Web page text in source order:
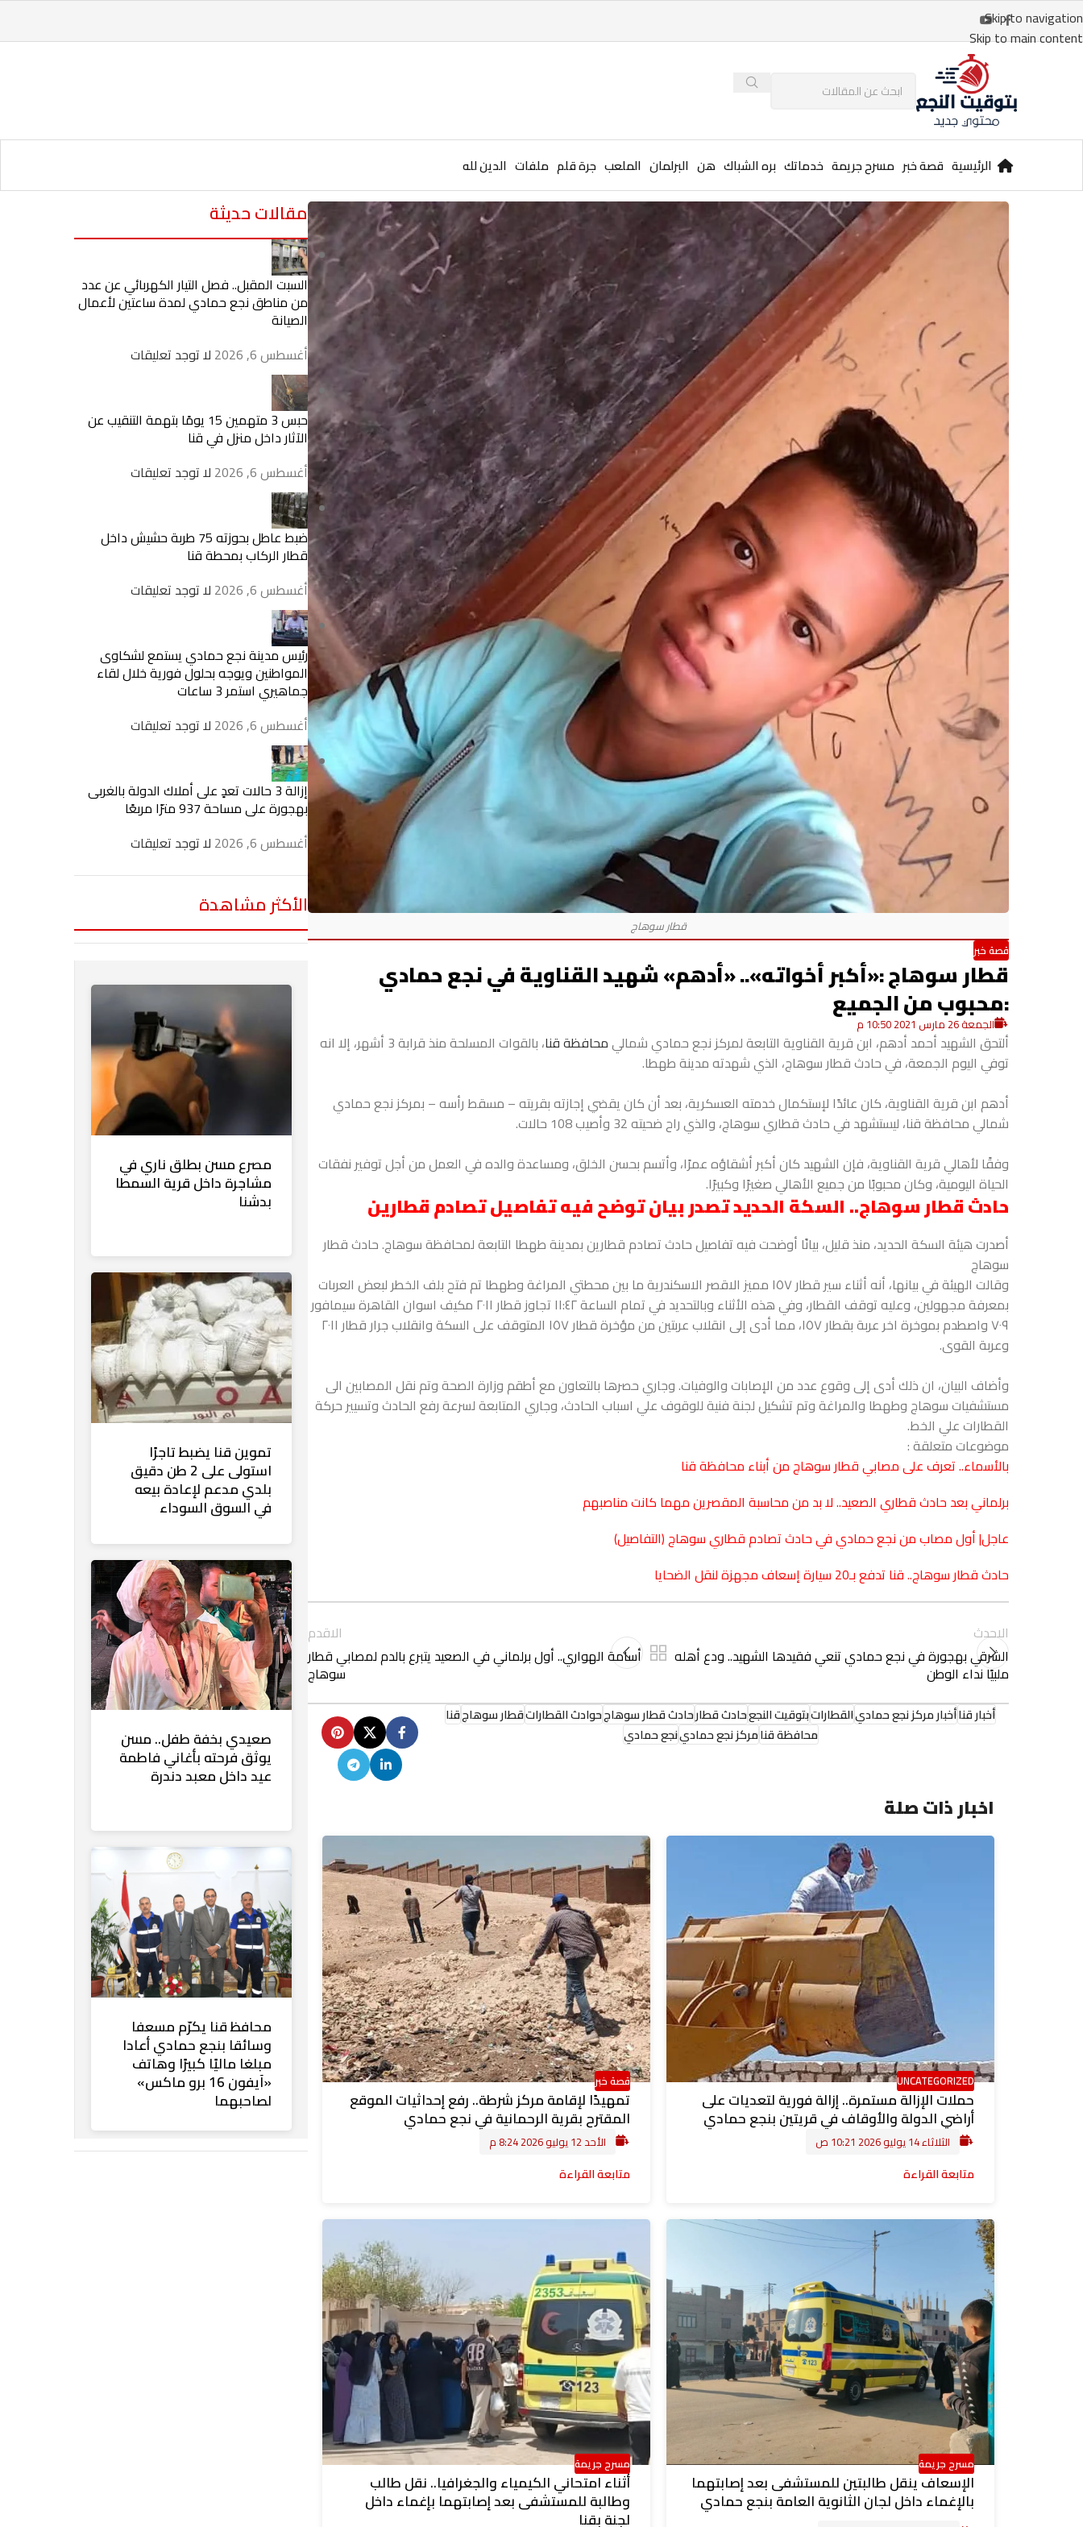
Skip to navigation
Skip to main content
الرئيسية قصة خبر مسرح جريمة خدماتك بره الشباك هن البرلمان الملعب جرة قلم ملفات الدين لله
قصة خبر
قطار سوهاج :«أكبر أخواته».. «أدهم» شهيد القناوية في نجع حمادي
:محبوب من الجميع
الجمعة 26 مارس 2021 10:50 م
ألتحق الشهيد أحمد أدهم، ابن قرية القناوية التابعة لمركز نجع حمادي شماليمحافظة قنا
، بالقوات المسلحة منذ قرابة 3 أشهر، إلا انه
توفي اليوم الجمعة، في حادث قطار سوهاج، الذي شهدته مدينة طهطا.
أدهم ابن قرية القناوية، كان عائدًا لإستكمال خدمته العسكرية، بعد أن كان يقضي إجازته بقريته – مسقط رأسه – بمركز نجع حمادي
شمالي محافظة قنا، ليستشهد في حادث قطاري سوهاج، والذي راح ضحيته 32 وأصيب 108 حالات.
وفقًا لأهالي قرية القناوية، فإن الشهيد كان أكبر أشقاؤه عمرًا، وأتسم بحسن الخلق، ومساعدة والده في العمل من أجل توفير نفقات
الحياة اليومية، وكان محبوبًا من جميع الأهالي صغيرًا وكبيرًا.
حادث قطار سوهاج.. السكة الحديد تصدر بيان توضح فيه تفاصيل تصادم قطارين
أصدرت هيئة السكة الحديد، منذ قليل، بيانًا أوضحت فيه تفاصيل حادث تصادم قطارين بمدينة طهطا التابعة لمحافظة سوهاج. حادث قطار
سوهاج
وقالت الهيئة في بيانها، أنه أثناء سير قطار ١٥٧ مميز الاقصر الاسكندرية ما بين محطتي المراغة وطهطا تم فتح بلف الخطر لبعض العربات
بمعرفة مجهولين، وعليه توقف القطار، وفي هذه الأثناء وبالتحديد في تمام الساعة ١١:٤٢ تجاوز قطار ٢٠١١ مكيف اسوان القاهرة سيمافور
٧٠٩ واصطدم بموخرة اخر عربة بقطار ١٥٧، مما أدى إلى انقلاب عربتين من مؤخرة قطار ١٥٧ المتوقف على السكة وانقلاب جرار قطار ٢٠١١
وعربة القوى.
وأضاف البيان، ان ذلك أدى إلى وقوع عدد من الإصابات والوفيات. وجاري حصرها بالتعاون مع أطقم وزارة الصحة وتم نقل المصابين الى
مستشفيات سوهاج وطهطا والمراغة وتم تشكيل لجنة فنية للوقوف علي اسباب الحادث، وجاري المتابعة لسرعة رفع الحادث وتسيير حركة
القطارات علي الخط.
موضوعات متعلقة :
بالأسماء.. تعرف على مصابي قطار سوهاج من أبناء محافظة قنا
برلماني بعد حادث قطاري الصعيد.. لا بد من محاسبة المقصرين مهما كانت مناصبهم
عاجل| أول مصاب من نجع حمادي في حادث تصادم قطاري سوهاج (التفاصيل)
حادث قطار سوهاج.. قنا تدفع بـ20 سيارة إسعاف مجهزة لنقل الضحايا
الاحدث
الشرقي بهجورة في نجع حمادي تنعي فقيدها الشهيد.. ودع أهله
ملبيًا نداء الوطن
الاقدم
أسامة الهواري.. أول برلماني في الصعيد يتبرع بالدم لمصابي قطار
سوهاج
أخبار قناأخبار مركز نجع حماديالقطاراتبتوقيت النجعحادث قطارحادث قطار سوهاجحوادث القطاراتقطار سوهاجقنا
محافظة قنامركز نجع حمادينجع حمادي
اخبار ذات صلة
UNCATEGORIZED
حملات الإزالة مستمرة.. إزالة فورية لتعديات على
أراضي الدولة والأوقاف في قريتين بنجع حمادي
الثلاثاء 14 يوليو 2026 10:21 ص
متابعة القراءة
قصة خبر
تمهيدًا لإقامة مركز شرطة.. رفع إحداثيات الموقع
المقترح بقرية الرحمانية في نجع حمادي
الأحد 12 يوليو 2026 8:24 م
متابعة القراءة
مسرح جريمة
الإسعاف ينقل طالبتين للمستشفى بعد إصابتهما
بالإغماء داخل لجان الثانوية العامة بنجع حمادي
مسرح جريمة
أثناء امتحاني الكيمياء والجغرافيا.. نقل طالب
وطالبة للمستشفى بعد إصابتهما بإغماء داخل
لجنة بقنا
مقالات حديثة
السبت المقبل.. فصل التيار الكهربائي عن عدد
من مناطق نجع حمادي لمدة ساعتين لأعمال
الصيانة
أغسطس 6, 2026
لا توجد تعليقات
حبس 3 متهمين 15 يومًا بتهمة التنقيب عن
الآثار داخل منزل في قنا
أغسطس 6, 2026
لا توجد تعليقات
ضبط عاطل بحوزته 75 طربة حشيش داخل
قطار الركاب بمحطة قنا
أغسطس 6, 2026
لا توجد تعليقات
رئيس مدينة نجع حمادي يستمع لشكاوى
المواطنين ويوجه بحلول فورية خلال لقاء
جماهيري استمر 3 ساعات
أغسطس 6, 2026
لا توجد تعليقات
إزالة 3 حالات تعدٍ على أملاك الدولة بالغربى
بهجورة على مساحة 937 مترًا مربعًا
أغسطس 6, 2026
لا توجد تعليقات
الأكثر مشاهدة
مصرع مسن بطلق ناري في
مشاجرة داخل قرية السمطا
بدشنا
تموين قنا يضبط تاجرًا
استولى على 2 طن دقيق
بلدي مدعم لإعادة بيعه
في السوق السوداء
صعيدي بخفة طفل.. مسن
يوثق فرحته بأغاني فاطمة
عيد داخل معبد دندرة
محافظ قنا يكرّم مسعفا
وسائقا بنجع حمادي أعادا
مبلغا ماليًا كبيرًا وهاتف
«آيفون 16 برو ماكس»
لصاحبهما